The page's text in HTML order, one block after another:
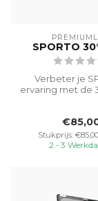
SPORTO
Verbeter je
ervaring met de
Stukprijs:
2 - 3